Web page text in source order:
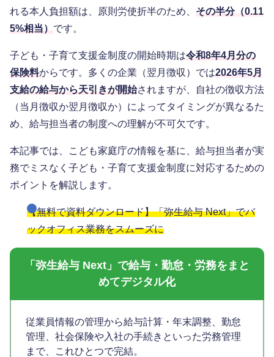
れる本人負担額は、原則労使折半のため、 その半分（0.11
5%相当） です。
子ども・子育て支援金制度の開始時期は令和8年4月分の
保険料からです。多くの企業（翌月徴収）では2026年5月
支給の給与から天引きが開始されますが、自社の徴収方法
（当月徴収か翌月徴収か）によってタイミングが異なるた
め、給与担当者の制度への理解が不可欠です。
本記事では、こども家庭庁の情報を基に、給与担当者が実
務でミスなく子ども・子育て支援金制度に対応するための
ポイントを解説します。
【無料で資料ダウンロード】「弥生給与 Next」でバ
ックオフィス業務をスムーズに
「弥生給与 Next」で給与・勤怠・労務をまと
めてデジタル化
従業員情報の管理から給与計算・年末調整、勤怠
管理、社会保険や入社の手続きといった労務管理
まで、これひとつで完結。